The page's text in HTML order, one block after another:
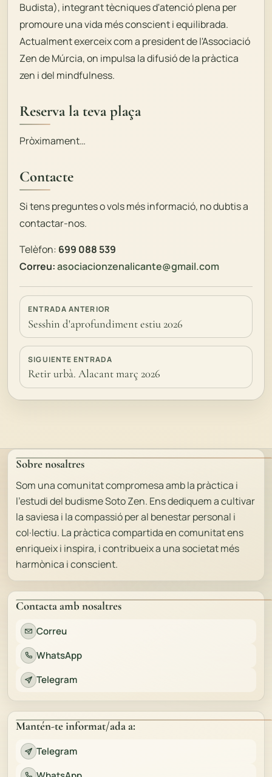
Budista), integrant tècniques d'atenció plena per
promoure una vida més conscient i equilibrada.
Actualment exerceix com a president de l'Associació
Zen de Múrcia, on impulsa la difusió de la pràctica
zen i del mindfulness.
Reserva la teva plaça
Pròximament…
Contacte
Si tens preguntes o vols més informació, no dubtis a
contactar-nos.
Telèfon: 699 088 539
Correu:asociacionzenalicante@gmail.com
ENTRADA ANTERIOR
Sesshin d'aprofundiment estiu 2026
SIGUIENTE ENTRADA
Retir urbà. Alacant març 2026
Sobre nosaltres
Som una comunitat compromesa amb la pràctica i
l'estudi del budisme Soto Zen. Ens dediquem a cultivar
la saviesa i la compassió per al benestar personal i
col·lectiu. La pràctica compartida en comunitat ens
enriqueix i inspira, i contribueix a una societat més
harmònica i conscient.
Contacta amb nosaltres
Correu
WhatsApp
Telegram
Mantén-te informat/ada a:
Telegram